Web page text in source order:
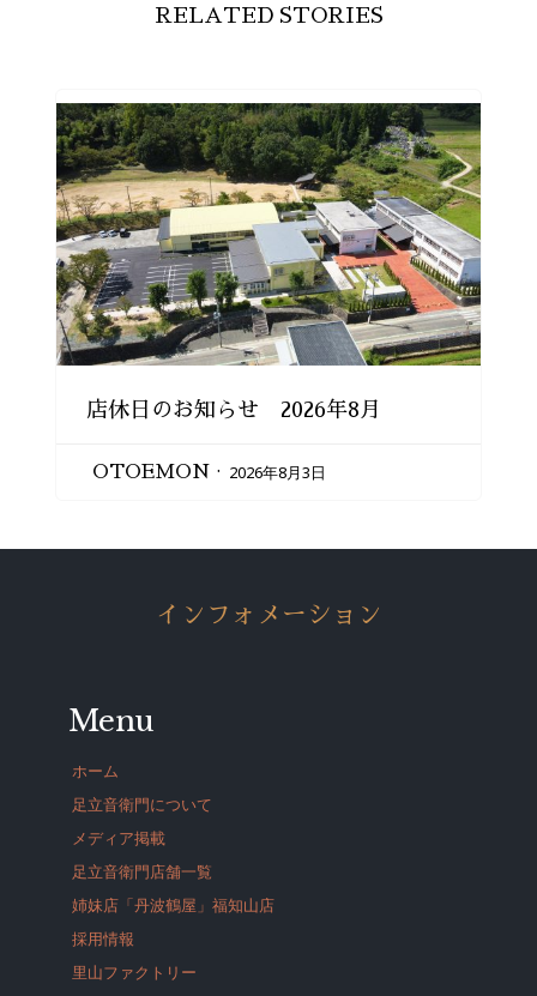
RELATED STORIES
店休日のお知らせ 2026年8月
OTOEMON 2026年8月3日
インフォメーション
Menu
ホーム
足立音衛門について
メディア掲載
足立音衛門店舗一覧
姉妹店「丹波鶴屋」福知山店
採用情報
里山ファクトリー